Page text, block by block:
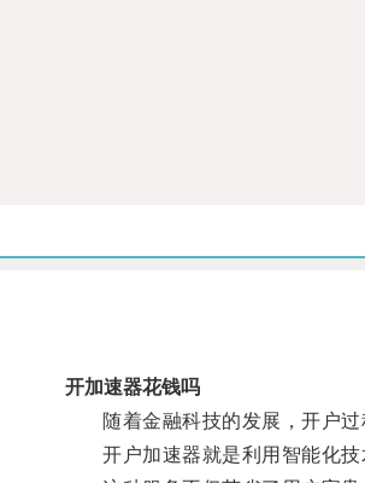
开加速器花钱吗
随着金融科技的发展，开户过
开户加速器就是利用智能化技